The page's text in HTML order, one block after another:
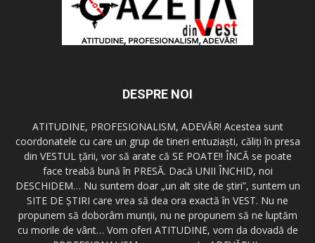
DESPRE NOI
ATITUDINE, PROFESIONALISM, ADEVĂR! Acestea sunt
coordonatele cu care un grup de tineri entuziaşti, căliţi în presa
din VESTUL ţării, vor să arate că SE POATE!! ÎNCĂ se poate
face treabă bună în PRESĂ. Dacă UNII ÎNCHID, noi
DESCHIDEM… Nu suntem doar „un alt site de ştiri”, suntem un
SITE DE ŞTIRI care vrea să dea ora exactă în VEST. Nu ne
propunem să doborâm munţii, nu ne propunem să ne luptăm
cu morile de vânt… Vom oferi ATITUDINE, vom da dovadă de